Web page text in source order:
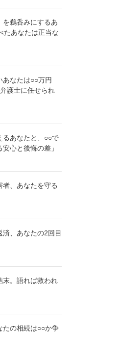
を鵜呑みにするあ
たあなたは正当な
あなたは○○万円
護士に任せられ
るあなたと、○○で
心と後悔の差」
者、あなたを守る
、あなたの2回目
末。語れば救われ
たの相続は○○か争